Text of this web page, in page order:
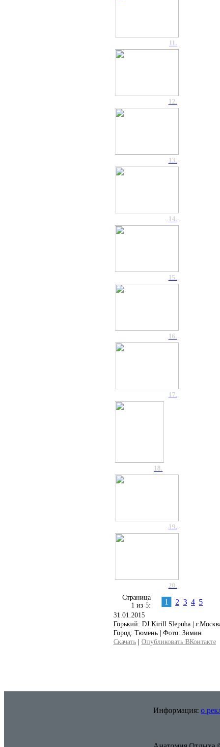
11.
12.
13.
14.
15.
16.
17.
18.
19.
20.
Страница
1 из 5:
1 2 3 4 5
31.01.2015
Горький: DJ Kirill Slepuha |
Город: Тюмень | Фото: Зимин
Скачать
Опубликовать ВКонтакте
Информация: о